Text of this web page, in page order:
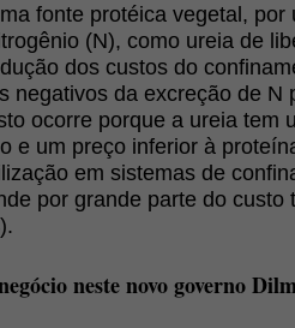
fonte protéica vegetal, por
(N), como ureia de
dos custos do
negativos da excreção de N
ocorre porque a ureia tem
e um preço inferior à
em sistemas de
por grande parte do custo
neste novo governo